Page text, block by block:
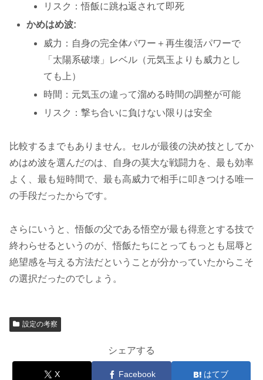
リスク：悟飯に跳ね返されて即死
かめはめ波:
威力：自身の完全体パワー＋再生復活パワーで
「太陽系破壊」レベル（元気玉よりも威力とし
ても上）
時間：元気玉の違って溜める時間の調整が可能
リスク：撃ち合いに負けない限りは安全
比較するまでもありません。セルが最後の決め技としてか
めはめ波を選んだのは、自身の莫大な戦闘力を、最も効率
よく、最も短時間で、最も高威力で相手に叩きつける唯一
の手段だったからです。
さらにいうと、悟飯の父である悟空が最も得意とする技で
終わらせるというのが、悟飯たちにとってもっとも屈辱と
絶望感を与える方法だということが分かっていたからこそ
の選択だったのでしょう。
設定の考察
シェアする
X Facebook はてブ